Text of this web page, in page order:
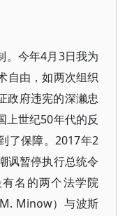
。今年4月3日我为
自由，如两次组织
政府违宪的深濑忠
上世纪50年代的反
了保障。2017年2
讽暂停执行总统令
名的两个法学院
Minow）与波斯